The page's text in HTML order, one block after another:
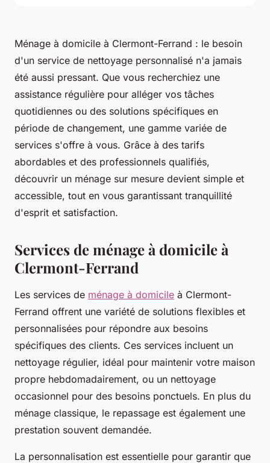
Ménage à domicile à Clermont-Ferrand : le besoin
d'un service de nettoyage personnalisé n'a jamais
été aussi pressant. Que vous recherchiez une
assistance régulière pour alléger vos tâches
quotidiennes ou des solutions spécifiques en
période de changement, une gamme variée de
services s'offre à vous. Grâce à des tarifs
abordables et des professionnels qualifiés,
découvrir un ménage sur mesure devient simple et
accessible, tout en vous garantissant tranquillité
d'esprit et satisfaction.
Services de ménage à domicile à
Clermont-Ferrand
Les services de ménage à domicile à Clermont-
Ferrand offrent une variété de solutions flexibles et
personnalisées pour répondre aux besoins
spécifiques des clients. Ces services incluent un
nettoyage régulier, idéal pour maintenir votre maison
propre hebdomadairement, ou un nettoyage
occasionnel pour des besoins ponctuels. En plus du
ménage classique, le repassage est également une
prestation souvent demandée.
La personnalisation est essentielle pour garantir que